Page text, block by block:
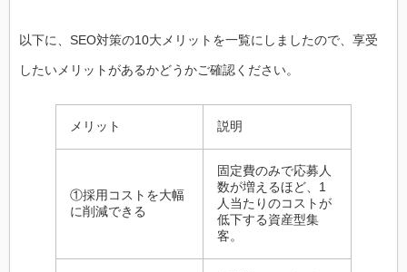
以下に、SEO対策の10大メリットを一覧にしましたので、享受
したいメリットがあるかどうかご確認ください。
メリット 説明
①採用コストを大幅
に削減できる
固定費のみで応募人
数が増えるほど、1
人当たりのコストが
低下する資産型集
客。